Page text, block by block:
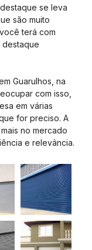
se leva
são muito
terá com
destaque
Guarulhos, na
com isso,
em várias
for preciso. A
no mercado
e relevância.